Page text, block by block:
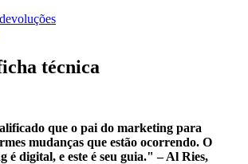
técnica
que o pai do marketing para
mudanças que estão ocorrendo. O
é digital, e este é seu guia." – Al Ries,